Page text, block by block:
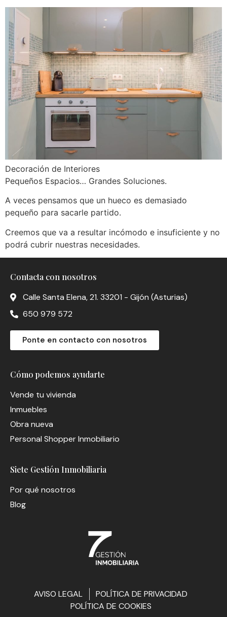
Decoración de Interiores
Pequeños Espacios… Grandes Soluciones.
A veces pensamos que un hueco es demasiado
pequeño para sacarle partido.
Creemos que va a resultar incómodo e insuficiente y no
podrá cubrir nuestras necesidades.
Siete Gestión Inmobiliaria
Por qué nosotros
Blog
Cómo podemos ayudarte
Vende tu vivienda
Inmuebles
Obra nueva
Personal Shopper Inmobiliario
Contacta con nosotros
Calle Santa Elena, 21. 33201 - Gijón (Asturias)
650 979 572
Ponte en contacto con nosotros
AVISO LEGAL
POLÍTICA DE PRIVACIDAD
POLÍTICA DE COOKIES